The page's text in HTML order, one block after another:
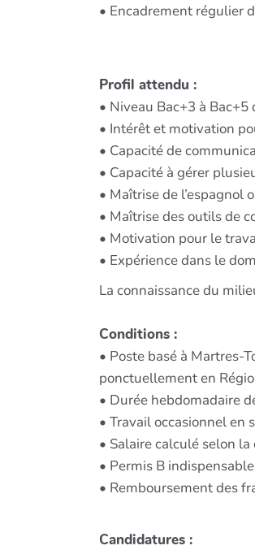
• Encadrement régulier
Profil attendu :
• Niveau Bac+3 à
• Intérêt et motivation
• Capacité de
• Capacité à gérer
• Maîtrise de l’espagnol
• Maîtrise des outils de
• Motivation pour le
• Expérience dans le
La connaissance du
Conditions :
• Poste basé à Martres-
ponctuellement en
• Durée hebdomadaire
• Travail occasionnel en
• Salaire calculé selon
• Permis B
• Remboursement des
Candidatures :